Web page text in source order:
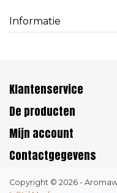
Informatie
Klantenservice
De producten
Mijn account
Contactgegevens
Copyright © 2026 -